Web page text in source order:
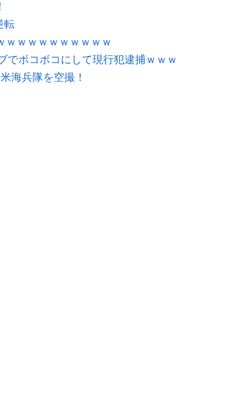
転
ｗｗｗｗｗｗｗｗｗｗ
でボコボコにして現行犯逮捕ｗｗｗ
海兵隊を空撮！